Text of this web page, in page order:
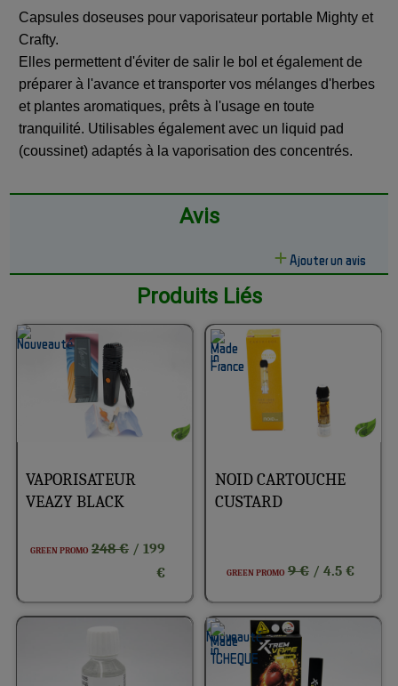
Capsules doseuses pour vaporisateur portable Mighty et
Crafty.
Elles permettent d'éviter de salir le bol et également de
préparer à l'avance et transporter vos mélanges d'herbes
et plantes aromatiques, prêts à l'usage en toute
tranquilité. Utilisables également avec un liquid pad
(coussinet) adaptés à la vaporisation des concentrés.
Avis
Ajouter un avis
Produits Liés
VAPORISATEUR
VEAZY BLACK
GREEN PROMO 248 € / 199
€
NOID CARTOUCHE
CUSTARD
GREEN PROMO 9 €/ 4.5 €